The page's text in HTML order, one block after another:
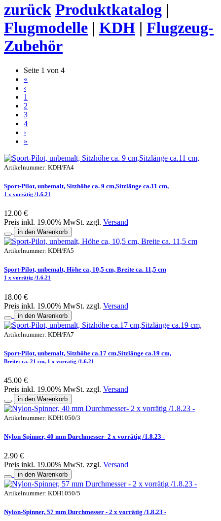
zurück Produktkatalog |
Flugmodelle | KDH | Flugzeug-
Zubehör
Seite 1 von 4
«
‹
1
2
3
4
›
»
Artikelnummer: KDH/FA4
Sport-Pilot, unbemalt, Sitzhöhe ca. 9 cm,Sitzlänge ca.11 cm,
1 x vorrätig /1.6.21
12.00 €
Preis inkl. 19.00% MwSt. zzgl. Versand
in den Warenkorb
Artikelnummer: KDH/FA5
Sport-Pilot, unbemalt, Höhe ca, 10,5 cm, Breite ca. 11,5 cm
1 x vorrätig /1.6.21
18.00 €
Preis inkl. 19.00% MwSt. zzgl. Versand
in den Warenkorb
Artikelnummer: KDH/FA7
Sport-Pilot, unbemalt, Sitzhöhe ca.17 cm,Sitzlänge ca.19 cm,
Breite: ca. 21 cm, 1 x vorrätig /1.6.21
45.00 €
Preis inkl. 19.00% MwSt. zzgl. Versand
in den Warenkorb
Artikelnummer: KDH1050/3
Nylon-Spinner, 40 mm Durchmesser- 2 x vorrätig /1.8.23 -
2.90 €
Preis inkl. 19.00% MwSt. zzgl. Versand
in den Warenkorb
Artikelnummer: KDH1050/5
Nylon-Spinner, 57 mm Durchmesser - 2 x vorrätig /1.8.23 -